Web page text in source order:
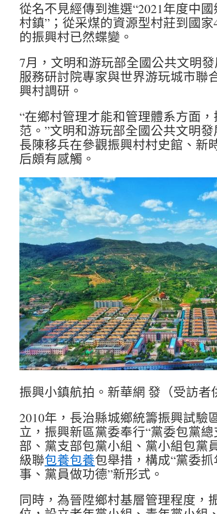
從名不見經傳到進選“2021年度中
村鎮”；從采煤的資源型村莊到國
的振興村已然蝶變。
7月，文明和游玩部全國公共文明
服務研討院專家與世界游玩城市聯
興村調研。
“在鄉村管理才能和管理體系方面
范。”文明和游玩部全國公共文明
長陳移兵在參觀振興村村史館、新
后頗有感觸。
振興小鎮航拍。新華網 發（受訪者
2010年，長治縣城鄉統籌振興試驗
立，振興新區黨委奉行“黨委包黨
部、黨支部包黨小組、黨小組包黨
級聯包養包養包舉措，構成“黨委
事、黨員做功德”新形式。
同時，為晉陞鄉村基層管理程度，